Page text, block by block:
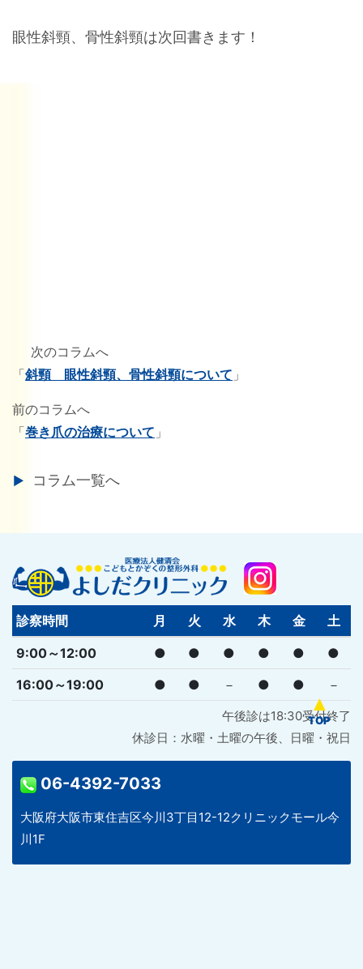
眼性斜頸、骨性斜頸は次回書きます！
次のコラムへ
「斜頸 眼性斜頸、骨性斜頸について 」
前のコラムへ
「巻き爪の治療について 」
コラム一覧へ
診察時間 月 火 水 木 金
土
9:00～12:00
● ● ● ● ●
●
16:00～19:00
● ● － ● ● －
午後診は18:30受付終了
休診日：水曜・土曜の午後、日曜・祝日
06-4392-7033
大阪府大阪市東住吉区今川3丁目12-12クリニックモール今
川1F